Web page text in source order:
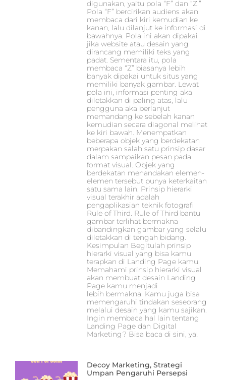
digunakan, yaitu pola “F” dan “Z.”
Pola “F” bercirikan audiens akan
membaca dari kiri kemudian ke
kanan, lalu dilanjut ke informasi di
bawahnya. Pola ini akan dipakai
jika website atau desain yang
dirancang memiliki teks yang
padat. Sementara itu, pola
membaca “Z” biasanya lebih
banyak dipakai untuk situs yang
memiliki banyak gambar. Lewat
pola ini, informasi penting aka
diletakkan di paling atas, lalu
pengguna aka berlanjut
memandang ke sebelah kanan
kemudian secara diagonal melihat
ke kiri bawah. Menempatkan
beberapa objek yang berdekatan
merpakan salah satu prinsip dasar
dalam sampaikan pesan pada
format visual. Objek yang
berdekatan menandakan elemen-
elemen tersebut punya keterkaitan
satu sama lain. Prinsip hierarki
visual terakhir adalah
pengaplikasian teknik fotografi
Rule of Third. Rule of Third bantu
gambar terlihat bermakna
dibandingkan gambar yang selalu
diletakkan di tengah bidang.
Kesimpulan Begitulah prinsip
hierarki visual yang bisa kamu
terapkan di Landing Page kamu.
Memahami prinsip hierarki visual
akan membuat desain Landing
Page kamu menjadi
lebih bermakna. Kamu juga bisa
memengaruhi tindakan seseorang
melalui desain yang kamu sajikan.
Ingin membaca hal lain tentang
Landing Page dan Digital
Marketing? Bisa baca di sini, ya!
Decoy Marketing, Strategi
Umpan Pengaruhi Persepsi